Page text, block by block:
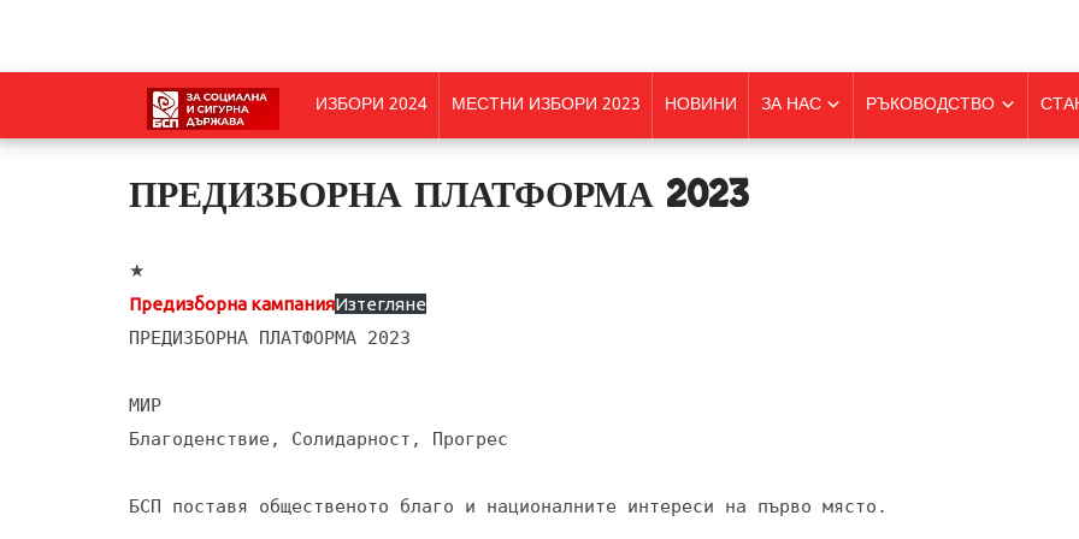
ИЗБОРИ 2024 МЕСТНИ ИЗБОРИ 2023 НОВИНИ ЗА НАС РЪКОВОДСТВО
ПРЕДИЗБОРНА ПЛАТФОРМА 2023
★
Предизборна кампанияИзтегляне
ПРЕДИЗБОРНА ПЛАТФОРМА 2023
МИР
Благоденствие, Солидарност, Прогрес
БСП поставя общественото благо и националните интереси на първо място.